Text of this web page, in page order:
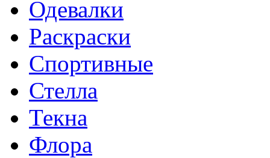
Одевалки
Раскраски
Спортивные
Стелла
Текна
Флора